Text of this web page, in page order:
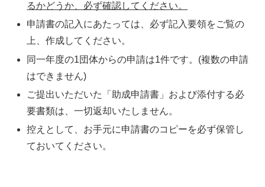
るかどうか、必ず確認してください。
申請書の記入にあたっては、必ず記入要領をご覧の
上、作成してください。
同一年度の1団体からの申請は1件です。(複数の申請
はできません)
ご提出いただいた「助成申請書」および添付する必
要書類は、一切返却いたしません。
控えとして、お手元に申請書のコピーを必ず保管し
ておいてください。